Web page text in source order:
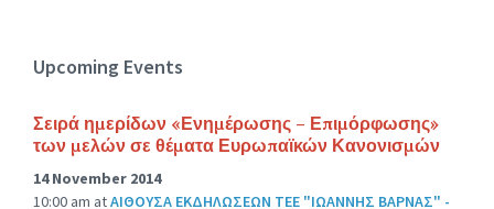
Upcoming Events
Σειρά ημερίδων «Ενημέρωσης – Επιμόρφωσης»
των μελών σε θέματα Ευρωπαϊκών Κανονισμών
14 November 2014
10:00 am atΑΙΘΟΥΣΑ ΕΚΔΗΛΩΣΕΩΝ ΤΕΕ "ΙΩΑΝΝΗΣ ΒΑΡΝΑΣ" -